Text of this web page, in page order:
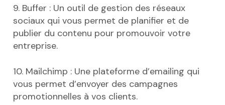
9. Buffer : Un outil de gestion des réseaux
sociaux qui vous permet de planifier et de
publier du contenu pour promouvoir votre
entreprise.
10. Mailchimp : Une plateforme d’emailing qui
vous permet d’envoyer des campagnes
promotionnelles à vos clients.